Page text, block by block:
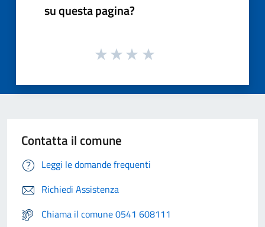
su questa pagina?
Contatta il comune
Leggi le domande frequenti
Richiedi Assistenza
Chiama il comune 0541 608111